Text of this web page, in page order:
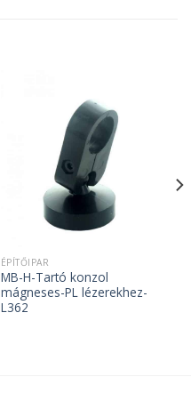
ÉPÍTŐIPAR
MB-H-Tartó konzol
mágneses-PL lézerekhez-
L362